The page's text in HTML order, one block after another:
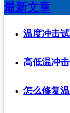
最新文章
温度冲击
高低温冲
怎么修复